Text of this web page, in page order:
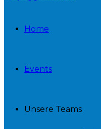
Home
Events
Unsere Teams